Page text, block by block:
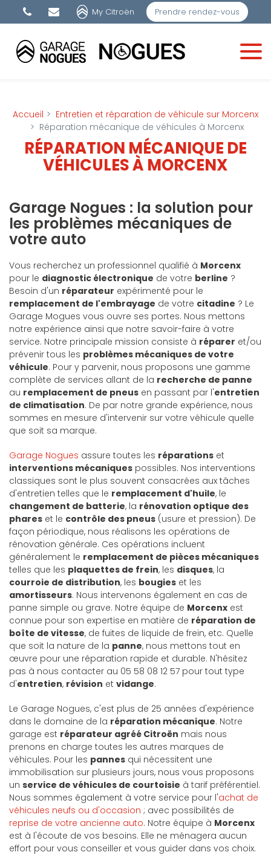
My Citroën Prendre rendez-vous
Accueil
Entretien et réparation de véhicule sur Morcenx
Réparation mécanique de véhicules à Morcenx
RÉPARATION MÉCANIQUE DE
VÉHICULES À MORCENX
Garage Nogues : la solution pour
les problèmes mécaniques de
votre auto
Vous recherchez un professionnel qualifié à Morcenx
pour le diagnostic électronique de votre berline ?
Besoin d'un réparateur expérimenté pour le
remplacement de l'embrayage de votre citadine ? Le
Garage Mogues vous ouvre ses portes. Nous mettons
notre expérience ainsi que notre savoir-faire à votre
service. Notre principale mission consiste à réparer et/ou
prévenir tous les problèmes mécaniques de votre
véhicule. Pour y parvenir, nous proposons une gamme
complète de services allant de la recherche de panne
au remplacement de pneus en passant par l'entretien
de climatisation. De par notre grande expérience, nous
sommes en mesure d'intervenir sur votre véhicule quelle
que soit sa marque.
Garage Nogues assure toutes les réparations et
interventions mécaniques possibles. Nos interventions
classiques sont le plus souvent consacrées aux tâches
d'entretien telles que le remplacement d'huile, le
changement de batterie, la rénovation optique des
phares et le contrôle des pneus (usure et pression). De
façon périodique, nous réalisons les opérations de
rénovation générale. Ces opérations incluent
généralement le remplacement de pièces mécaniques
telles que les plaquettes de frein, les disques, la
courroie de distribution, les bougies et les
amortisseurs. Nous intervenons également en cas de
panne simple ou grave. Notre équipe de Morcenx est
connue pour son expertise en matière de réparation de
boîte de vitesse, de fuites de liquide de frein, etc. Quelle
que soit la nature de la panne, nous mettons tout en
œuvre pour une réparation rapide et durable. N'hésitez
pas à nous contacter au 05 58 08 12 57 pour tout type
d'entretien, révision et vidange.
Le Garage Nogues, c'est plus de 25 années d'expérience
dans le domaine de la réparation mécanique. Notre
garage est réparateur agréé Citroën mais nous
prenons en charge toutes les autres marques de
véhicules. Pour les pannes qui nécessitent une
immobilisation sur plusieurs jours, nous vous proposons
un service de véhicules de courtoisie à tarif préférentiel.
Nous sommes également à votre service pour l'achat de
véhicules neufs ou d'occasion ; avec possibilités de
reprise de votre ancienne auto. Notre équipe à Morcenx
est à l'écoute de vos besoins. Elle ne ménagera aucun
effort pour vous conseiller et vous guider dans vos choix.
Panneau de gestion des cookies